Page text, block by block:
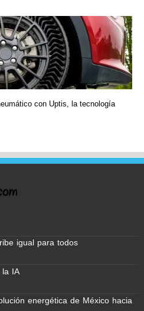
con Uptis, la tecnología
igual para todos
IA
energética de México hacia